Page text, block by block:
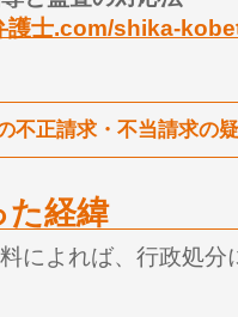
護士.com/shika-
不正請求・不当請求の
経緯
によれば、行政処